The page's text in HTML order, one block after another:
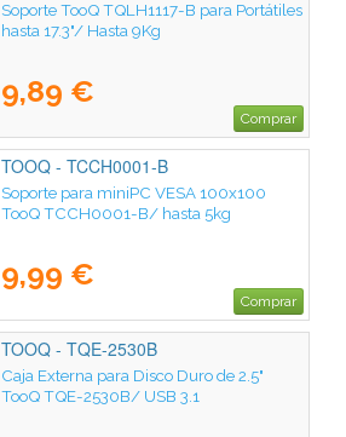
Soporte TooQ TQLH1117-B para Portátiles
hasta 17.3"/ Hasta 9Kg
9,89 €
Comprar
TOOQ - TCCH0001-B
Soporte para miniPC VESA 100x100
TooQ TCCH0001-B/ hasta 5kg
9,99 €
Comprar
TOOQ - TQE-2530B
Caja Externa para Disco Duro de 2.5"
TooQ TQE-2530B/ USB 3.1